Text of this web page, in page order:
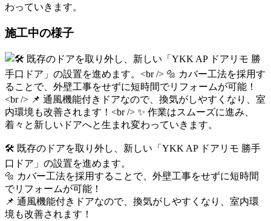
わっていきます。
施工中の様子
🛠 既存のドアを取り外し、新しい「YKK AP ドアリモ 勝手
口ドア」の設置を進めます。
🔩 カバー工法を採用することで、外壁工事をせずに短時間
でリフォームが可能！
📌 通風機能付きドアなので、換気がしやすくなり、室内環
境も改善されます！